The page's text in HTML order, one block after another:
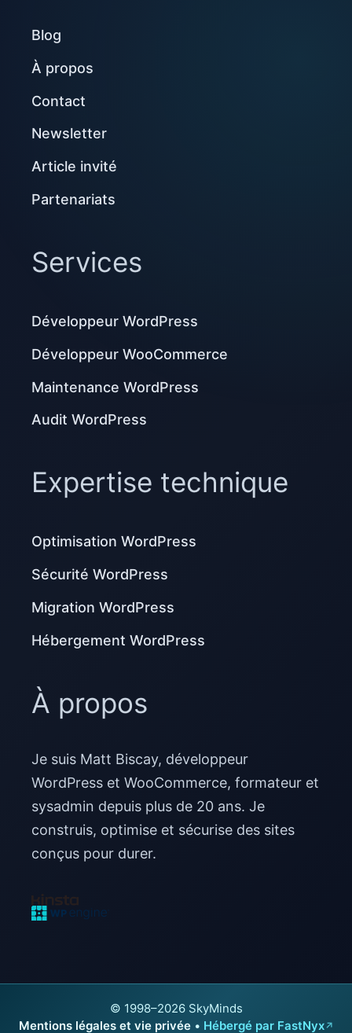
Blog
À propos
Contact
Newsletter
Article invité
Partenariats
Services
Développeur WordPress
Développeur WooCommerce
Maintenance WordPress
Audit WordPress
Expertise technique
Optimisation WordPress
Sécurité WordPress
Migration WordPress
Hébergement WordPress
À propos
Je suis Matt Biscay, développeur
WordPress et WooCommerce, formateur et
sysadmin depuis plus de 20 ans. Je
construis, optimise et sécurise des sites
conçus pour durer.
© 1998–2026 SkyMinds
Mentions légales et vie privée • Hébergé par FastNyx